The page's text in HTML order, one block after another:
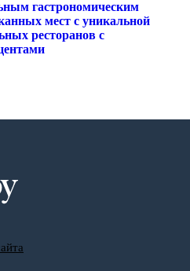
гастрономическим
мест с уникальной
ресторанов с